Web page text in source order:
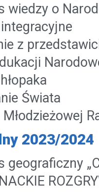
wiedzy o
z
Świata
2023/2024
geograficzny